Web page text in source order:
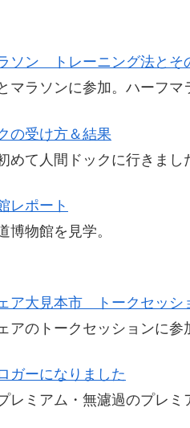
ソン トレーニング法とそ
マラソンに参加。ハーフマ
の受け方＆結果
めて人間ドックに行きまし
レポート
博物館を見学。
ア大見本市 トークセッシ
アのトークセッションに参
ガーになりました
レミアム・無濾過のプレミ